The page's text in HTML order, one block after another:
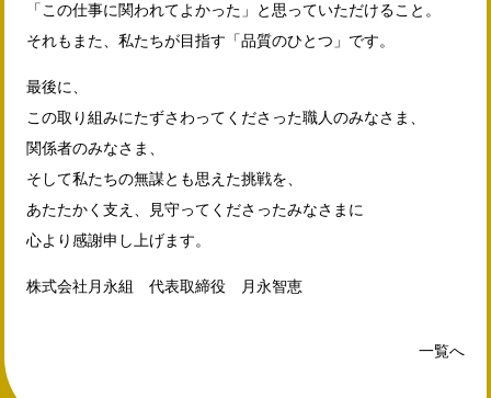
「この仕事に関われてよかった」と思っていただけること。
それもまた、私たちが目指す「品質のひとつ」です。
最後に、
この取り組みにたずさわってくださった職人のみなさま、
関係者のみなさま、
そして私たちの無謀とも思えた挑戦を、
あたたかく支え、見守ってくださったみなさまに
心より感謝申し上げます。
株式会社月永組 代表取締役 月永智恵
一覧へ